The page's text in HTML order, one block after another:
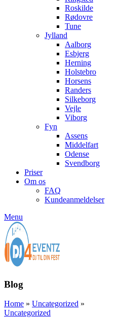
Roskilde
Rødovre
Tune
Jylland
Aalborg
Esbjerg
Herning
Holstebro
Horsens
Randers
Silkeborg
Vejle
Viborg
Fyn
Assens
Middelfart
Odense
Svendborg
Priser
Om os
FAQ
Kundeanmeldelser
Menu
Blog
Home » Uncategorized »
Uncategorized